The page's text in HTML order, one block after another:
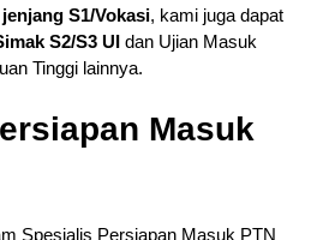
S1/Vokasi, kami juga dapat
S2/S3 UIdan Ujian Masuk
Tinggi lainnya.
Masuk
Spesialis Persiapan Masuk PTN